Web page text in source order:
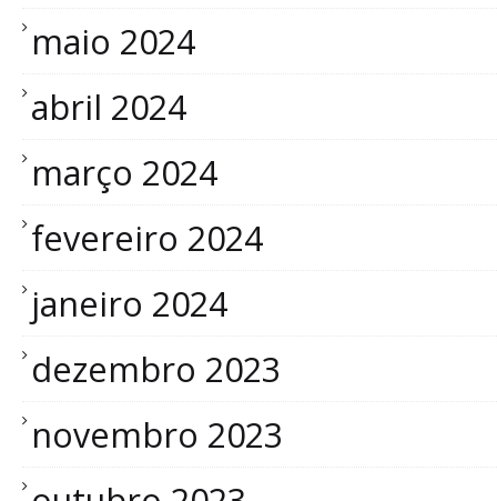
maio 2024
abril 2024
março 2024
fevereiro 2024
janeiro 2024
dezembro 2023
novembro 2023